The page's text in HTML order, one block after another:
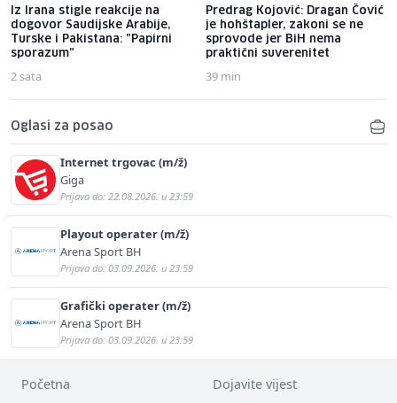
Iz Irana stigle reakcije na
dogovor Saudijske Arabije,
Turske i Pakistana: "Papirni
sporazum"
2 sata
Predrag Kojović: Dragan Čović
je hohštapler, zakoni se ne
sprovode jer BiH nema
praktični suverenitet
39 min
Oglasi za posao
Internet trgovac (m/ž)
Giga
Prijava do: 22.08.2026. u 23:59
Playout operater (m/ž)
Arena Sport BH
Prijava do: 03.09.2026. u 23:59
Grafički operater (m/ž)
Arena Sport BH
Prijava do: 03.09.2026. u 23:59
Početna Dojavite vijest